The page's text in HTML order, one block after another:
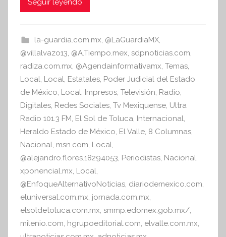
n
f
o
r
m
a
t
i
v
a
c
b
o
o
k
itt at
A
p
p
Seguir leyendo
la-guardia.com.mx, @LaGuardiaMX,
@villalvazo13, @A.Tiempo.mex, sdpnoticias.com,
radiza.com.mx, @Agendainformativamx, Temas,
Local, Local, Estatales, Poder Judicial del Estado
de México, Local, Impresos, Televisión, Radio,
Digitales, Redes Sociales, Tv Mexiquense, Ultra
Radio 101.3 FM, El Sol de Toluca, Internacional,
Heraldo Estado de México, El Valle, 8 Columnas,
Nacional, msn.com, Local,
@alejandro.flores.18294053, Periodistas, Nacional,
xponencial.mx, Local,
@EnfoqueAlternativoNoticias, diariodemexico.com,
eluniversal.com.mx, jornada.com.mx,
elsoldetoluca.com.mx, smmp.edomex.gob.mx/,
milenio.com, hgrupoeditorial.com, elvalle.com.mx,